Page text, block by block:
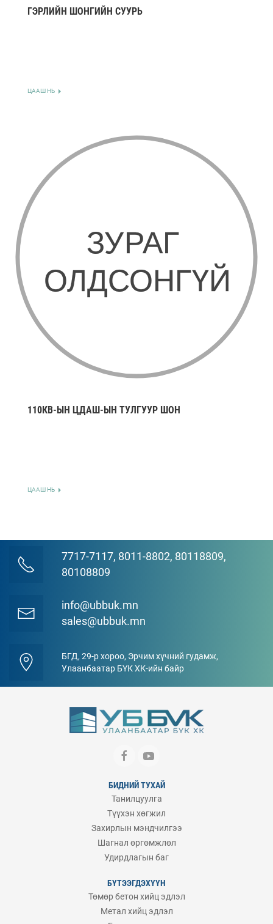
ГЭРЛИЙН ШОНГИЙН СУУРЬ
ЦААШ НЬ
110КВ-ЫН ЦДАШ-ЫН ТУЛГУУР ШОН
ЦААШ НЬ
7717-7117, 8011-8802, 80118809,
80108809
info@ubbuk.mn
sales@ubbuk.mn
БГД, 29-р хороо, Эрчим хүчний гудамж,
Улаанбаатар БҮК ХК-ийн байр
БИДНИЙ ТУХАЙ
Танилцуулга
Түүхэн хөгжил
Захирлын мэндчилгээ
Шагнал өргөмжлөл
Удирдлагын баг
БҮТЭЭГДЭХҮҮН
Төмөр бетон хийц эдлэл
Метал хийц эдлэл